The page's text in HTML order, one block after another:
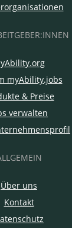
myAbility.jobs
& Preise
verwalten
Über uns
Kontakt